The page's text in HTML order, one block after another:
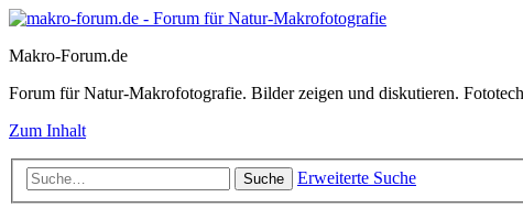
Makro-Forum.de
Forum für Natur-Makrofotografie. Bilder zeigen und diskutieren.
Zum Inhalt
Suche Erweiterte Suche